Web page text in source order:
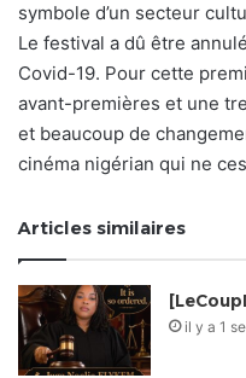
symbole d’un secteur
Le festival a dû être
Covid-19. Pour cette
avant-premières et une
et beaucoup de
cinéma nigérian qui ne
Articles similaires
il y a 1